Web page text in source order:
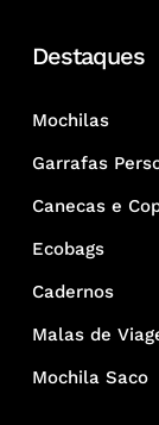
Destaques
Mochilas
Garrafas
Canecas e
Ecobags
Cadernos
Malas de
Mochila Saco